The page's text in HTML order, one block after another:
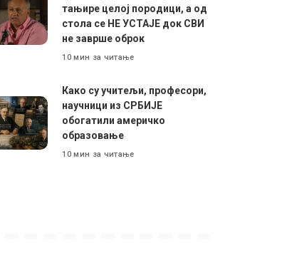
тањире целој породици, а од
стола се НЕ УСТАЈЕ док СВИ
не заврше оброк
10 мин за читање
Како су учитељи, професори,
научници из СРБИЈЕ
обогатили америчко
образовање
10 мин за читање